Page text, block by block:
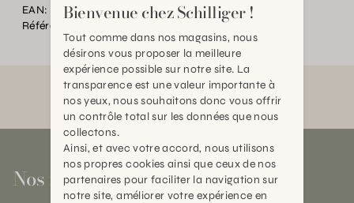
EAN:
2000000266309
Référence:
AN.P25016.0000.BR19.0000
Nos magasins
Bienvenue chez Schilliger !
Tout comme dans nos magasins, nous
désirons vous proposer la meilleure
expérience possible sur notre site. La
transparence est une valeur importante à
nos yeux, nous souhaitons donc vous offrir
un contrôle total sur les données que nous
collectons.
Ainsi, et avec votre accord, nous utilisons
nos propres cookies ainsi que ceux de nos
partenaires pour faciliter la navigation sur
notre site, améliorer votre expérience en